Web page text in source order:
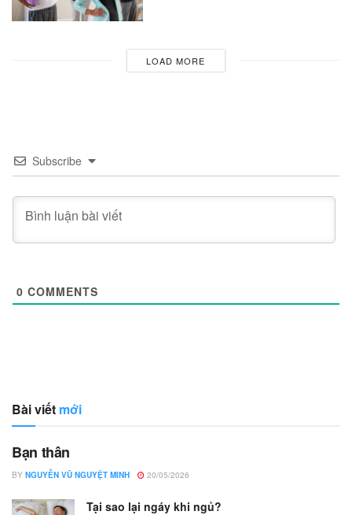
LOAD MORE
Subscribe
0 COMMENTS
Bài viết mới
Bạn thân
BY NGUYỄN VŨ NGUYỆT MINH 20/05/2026
Tại sao lại ngáy khi ngủ?